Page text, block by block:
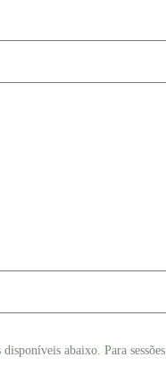
abaixo. Para sessões